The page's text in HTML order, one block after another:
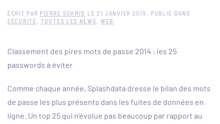
ÉCRIT PAR PIERRE SCHMID LE 21 JANVIER 2015 . PUBLIÉ DANS
SÉCURITÉ ,TOUTES LES NEWS , WEB .
Classement des pires mots de passe 2014 : les 25
passwords à éviter
Comme chaque année, Splashdata dresse le bilan des mots
de passe les plus présents dans les fuites de données en
ligne. Un top 25 qui n’évolue pas beaucoup par rapport au